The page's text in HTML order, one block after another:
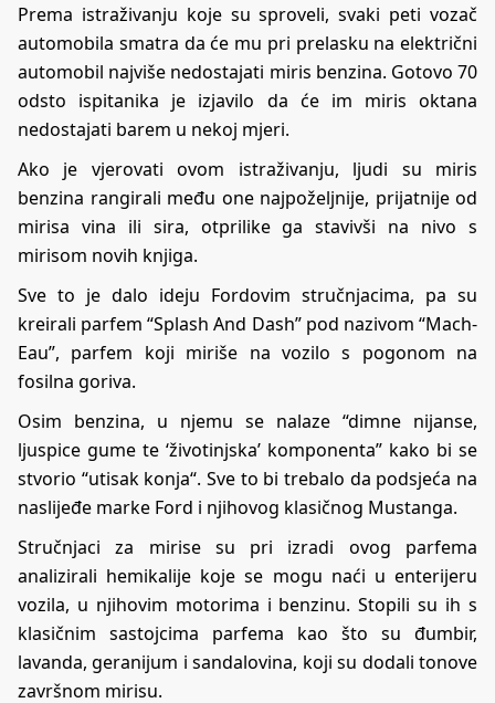
Prema istraživanju koje su sproveli, svaki peti vozač
automobila smatra da će mu pri prelasku na električni
automobil najviše nedostajati miris benzina. Gotovo 70
odsto ispitanika je izjavilo da će im miris oktana
nedostajati barem u nekoj mjeri.
Ako je vjerovati ovom istraživanju, ljudi su miris
benzina rangirali među one najpoželjnije, prijatnije od
mirisa vina ili sira, otprilike ga stavivši na nivo s
mirisom novih knjiga.
Sve to je dalo ideju Fordovim stručnjacima, pa su
kreirali parfem “Splash And Dash” pod nazivom “Mach-
Eau”, parfem koji miriše na vozilo s pogonom na
fosilna goriva.
Osim benzina, u njemu se nalaze “dimne nijanse,
ljuspice gume te ‘životinjska’ komponenta” kako bi se
stvorio “utisak konja“. Sve to bi trebalo da podsjeća na
naslijeđe marke Ford i njihovog klasičnog Mustanga.
Stručnjaci za mirise su pri izradi ovog parfema
analizirali hemikalije koje se mogu naći u enterijeru
vozila, u njihovim motorima i benzinu. Stopili su ih s
klasičnim sastojcima parfema kao što su đumbir,
lavanda, geranijum i sandalovina, koji su dodali tonove
završnom mirisu.